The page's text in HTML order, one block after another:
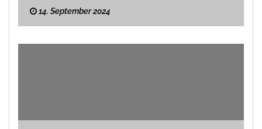
14. September 2024